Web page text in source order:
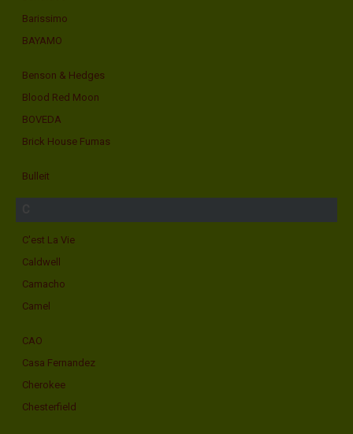
Barissimo
BAYAMO
Benson & Hedges
Blood Red Moon
BOVEDA
Brick House Fumas
Bulleit
C'est La Vie
Caldwell
Camacho
Camel
CAO
Casa Fernandez
Cherokee
Chesterfield